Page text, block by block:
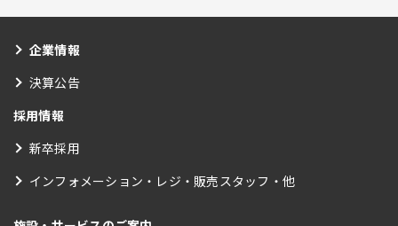
企業情報
決算公告
採用情報
新卒採用
インフォメーション・レジ・販売スタッフ・他